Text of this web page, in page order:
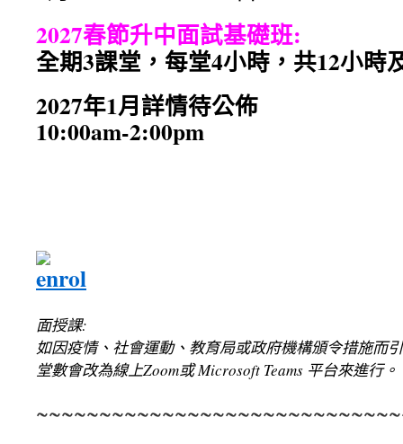
2027春節升中面試基礎班:
全期3課堂，每堂4小時，共12小時
2027年1月詳情待公佈
10:00am-2:00pm
面授課:
如因疫情、社會運動、教育局或政府機構頒令措施而
堂數會改為線上Zoom或 Microsoft Teams 平台來進行。